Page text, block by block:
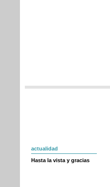
actualidad
Hasta la vista y gracias